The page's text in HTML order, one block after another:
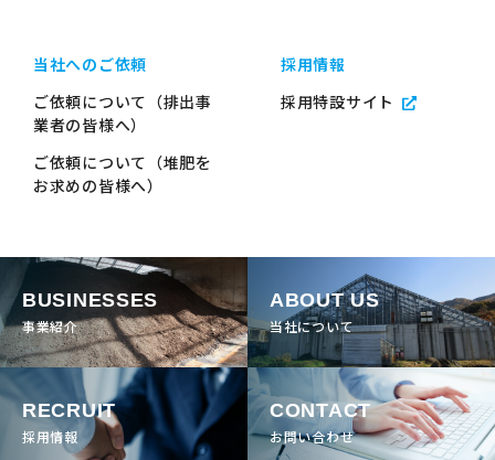
当社へのご依頼
ご依頼について（排出事
業者の皆様へ）
ご依頼について（堆肥を
お求めの皆様へ）
採用情報
採用特設サイト
BUSINESSES
事業紹介
ABOUT US
当社について
RECRUIT
採用情報
CONTACT
お問い合わせ